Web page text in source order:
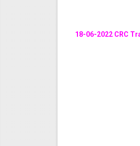
18-06-2022 CRC